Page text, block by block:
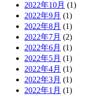
2022年10月 (1)
2022年9月 (1)
2022年8月 (1)
2022年7月 (2)
2022年6月 (1)
2022年5月 (1)
2022年4月 (1)
2022年3月 (1)
2022年1月 (1)